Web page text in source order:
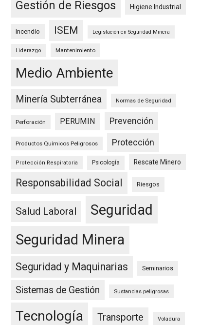
Gestión de Riesgos Higiene Industrial
Incendio ISEM Legislación en Seguridad Minera
Liderazgo Mantenimiento
Medio Ambiente
Minería Subterránea Normas de Seguridad
Perforación PERUMIN Prevención
Productos Químicos Peligrosos Protección
Protección Respiratoria Psicología Rescate Minero
Responsabilidad Social Riesgos
Salud Laboral
Seguridad
Seguridad Minera
Seguridad y Maquinarias Seminarios
Sistemas de Gestión Sustancias peligrosas
Tecnología Transporte Voladura